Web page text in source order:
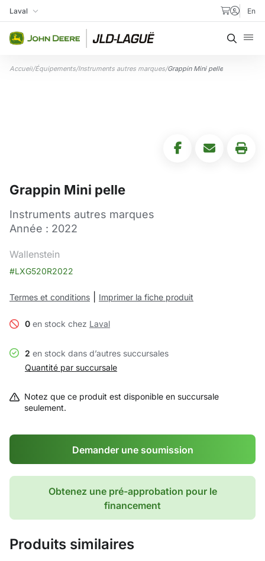
Aller au contenu
Ma succursale
Laval En
Accueil/Équipements/Instruments autres marques/Grappin Mini pelle
Grappin Mini pelle
Instruments autres marques
Année : 2022
Wallenstein
#LXG520R2022
Termes et conditions Imprimer la fiche produit
0 en stock chez Laval
2 en stock dans d’autres succursales
Quantité par succursale
Notez que ce produit est disponible en succursale
seulement.
Demander une soumission
Obtenez une pré-approbation pour le
financement
Produits similaires